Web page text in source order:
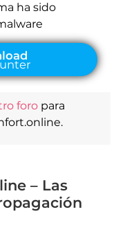
ha sido
foropara
– Las